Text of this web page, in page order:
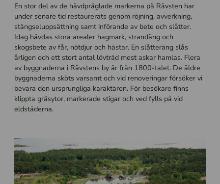
En stor del av de hävdpräglade markerna på Rävsten har
under senare tid restaurerats genom röjning, avverkning,
stängseluppsättning samt införande av bete och slåtter.
Idag hävdas stora arealer hagmark, strandäng och
skogsbete av får, nötdjur och hästar. En slåtteräng slås
årligen och ett stort antal lövträd mest askar hamlas. Flera
av byggnaderna i Rävstens by är från 1800-talet. De äldre
byggnaderna sköts varsamt och vid renoveringar försöker vi
bevara den ursprungliga karaktären. För besökare finns
klippta gräsytor, markerade stigar och ved fylls på vid
eldstäderna.